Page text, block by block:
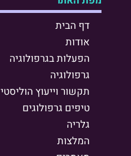
דף הבית
אודות
הפעלות בגרפולוגיה
גרפולוגיה
תקשור וייעוץ הוליסטי
טיפים גרפולוגים
גלריה
המלצות